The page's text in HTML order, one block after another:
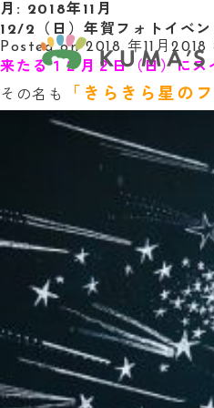
月: 2018年11月
12/2（日）年賀フォトイベン
Posted on2018 年11月2018
来たる１２月２日（日）に
その名も
「きらきら星の